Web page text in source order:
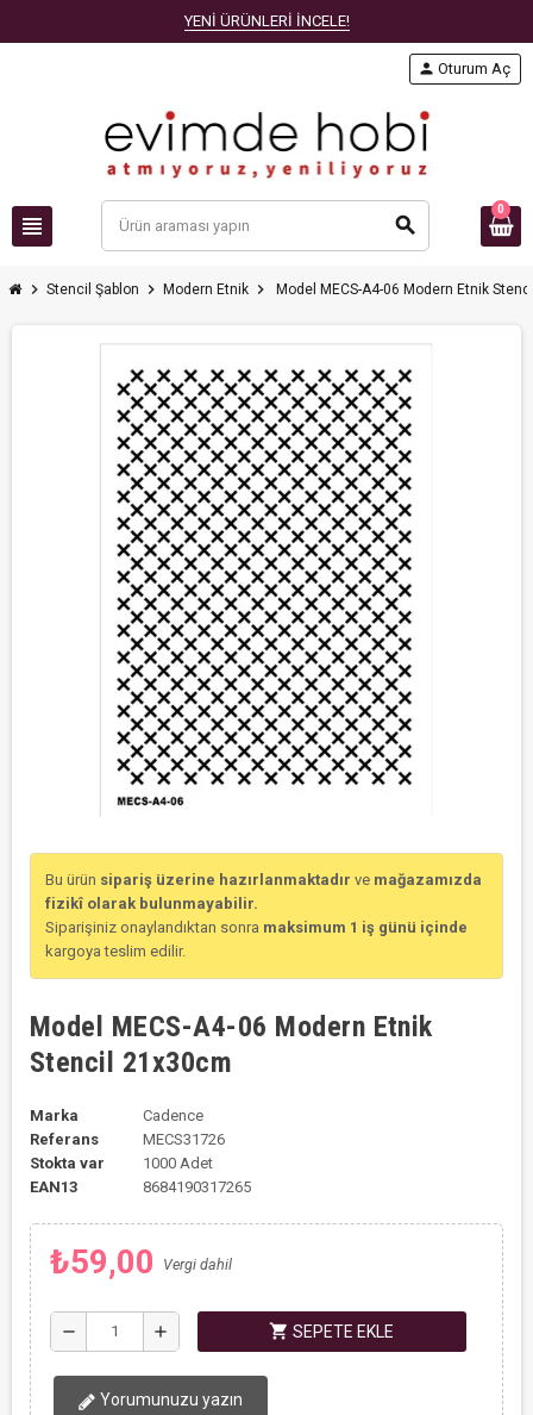
YENİ ÜRÜNLERİ İNCELE!
view_headline search
person Oturum Aç
0
chevron_right Stencil Şablon chevron_right Modern Etnik chevron_right Model MECS-A4-06 Modern Etnik
Bu ürün sipariş üzerine hazırlanmaktadır ve mağazamızda
fizikî olarak bulunmayabilir.
Siparişiniz onaylandıktan sonra maksimum 1 iş günü içinde
kargoya teslim edilir.
Model MECS-A4-06 Modern Etnik
Stencil 21x30cm
Marka
Cadence
Referans
MECS31726
Stokta var
1000 Adet
EAN13
8684190317265
₺59,00 Vergi dahil
remove add shopping_cart SEPETE EKLE
Yorumunuzu yazın